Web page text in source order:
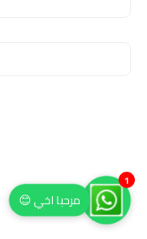
مرحبا اخي 😊